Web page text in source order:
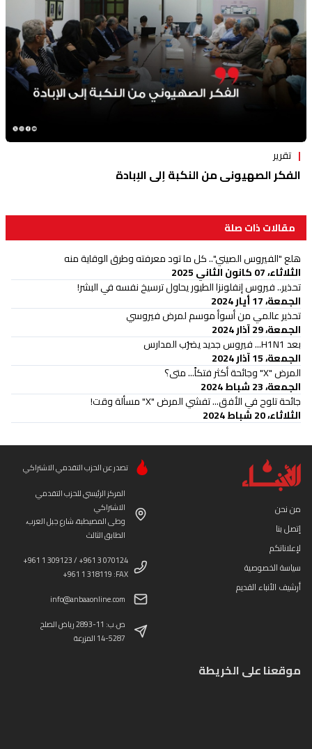
تقرير
الفكر الصهيوني من النكبة إلى الإبادة
مقالات ذات صلة
هلع "الفيروس الصيني".. كل ما تود معرفته وطرق الوقاية منه
الثلاثاء، 07 كانون الثاني 2025
تحذير.. فيروس إنفلونزا الطيور يحاول ترسيخ نفسه في البشر!
الجمعة، 17 أيار 2024
تحذير عالمي من أسوأ موسم لمرض فيروسي
الجمعة، 29 آذار 2024
بعد H1N1... فيروس جديد يضرُب المدارس
الجمعة، 15 آذار 2024
المرض "X" وجائحة أكثر فتكاً... متى؟
الجمعة، 23 شباط 2024
جائحة تلوح في الأفق... تفشي المرض "X" مسألة وقت!
الثلاثاء، 20 شباط 2024
من نحن
إتصل بنا
لإعلاناتكم
سياسة الخصوصية
أرشيف الأنباء القديم
تصدر عن الحزب التقدمي الاشتراكي
المركز الرئيسي للحزب التقدمي
الاشتراكي
وطى المصيطبة، شارع جبل العرب،
الطابق الثالث
+961 1 309123 / +961 3 070124
+961 1 318119 :FAX
info@anbaaonline.com
ص.ب: 11-2893 رياض الصلح
14-5287 المزرعة
موقعنا على الخريطة